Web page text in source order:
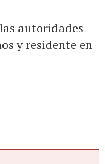
autoridades
y residente en